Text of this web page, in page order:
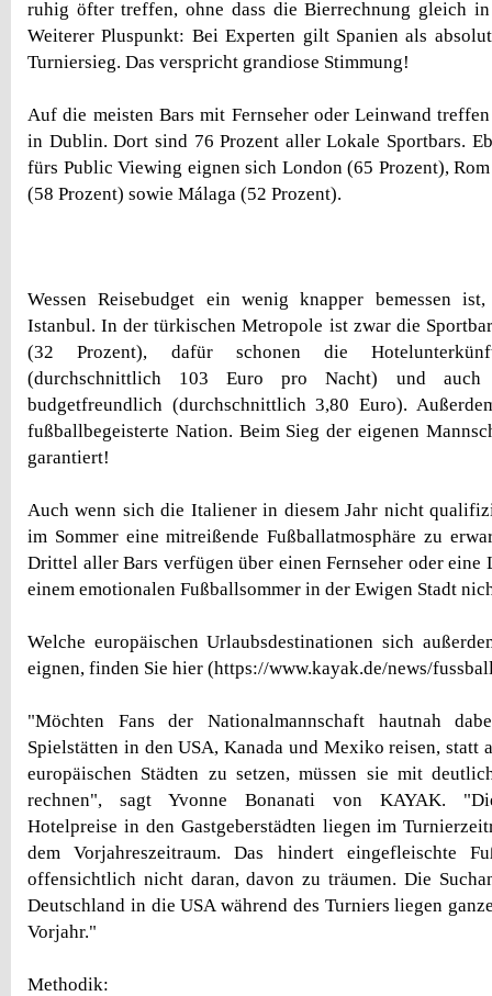
ruhig öfter treffen, ohne dass die Bierrechnung gleich
Weiterer Pluspunkt: Bei Experten gilt Spanien als
Turniersieg. Das verspricht grandiose Stimmung!
Auf die meisten Bars mit Fernseher oder Leinwand
in Dublin. Dort sind 76 Prozent aller Lokale Sportbars.
fürs Public Viewing eignen sich London (65 Prozent),
(58 Prozent) sowie Málaga (52 Prozent).
Wessen Reisebudget ein wenig knapper bemessen
Istanbul. In der türkischen Metropole ist zwar die
(32 Prozent), dafür schonen die
(durchschnittlich 103 Euro pro Nacht) und
budgetfreundlich (durchschnittlich 3,80 Euro).
fußballbegeisterte Nation. Beim Sieg der eigenen
garantiert!
Auch wenn sich die Italiener in diesem Jahr nicht
im Sommer eine mitreißende Fußballatmosphäre zu
Drittel aller Bars verfügen über einen Fernseher oder eine
einem emotionalen Fußballsommer in der Ewigen Stadt
Welche europäischen Urlaubsdestinationen sich
eignen, finden Sie hier (https://www.kayak.de/news/
"Möchten Fans der Nationalmannschaft hautnah
Spielstätten in den USA, Kanada und Mexiko reisen, statt
europäischen Städten zu setzen, müssen sie mit
rechnen", sagt Yvonne Bonanati von KAYAK.
Hotelpreise in den Gastgeberstädten liegen im
dem Vorjahreszeitraum. Das hindert eingefleischte
offensichtlich nicht daran, davon zu träumen. Die
Deutschland in die USA während des Turniers liegen
Vorjahr."
Methodik: